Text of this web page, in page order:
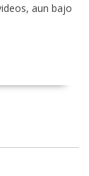
aun bajo